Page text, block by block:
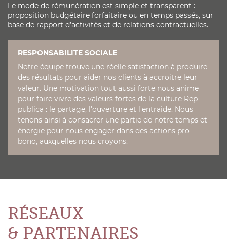
Le mode de rémunération est simple et transparent :
proposition budgétaire forfaitaire ou en temps passés, sur
base de rapport d’activités et de relations contractuelles.
RESPONSABILITE SOCIALE
Notre équipe trouve une réelle satisfaction à produire
des résultats pour aider nos clients à accroître leur
valeur. Une motivation tout aussi forte nous anime
pour faire vivre des valeurs fortes de la culture Rep-
publica : le partage, l'ouverture et l'entraide. Nous
tenons ainsi à consacrer une partie de notre temps et
énergie pour nous engager dans des actions pro-
bono, auxquelles nous croyons.
RÉSEAUX
& PARTENAIRES